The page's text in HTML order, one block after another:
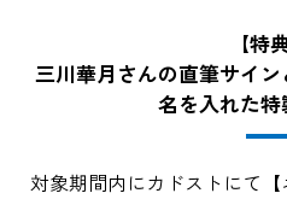
【特
三川華月さんの直筆サイ
名を入れた
対象期間内にカドストにて